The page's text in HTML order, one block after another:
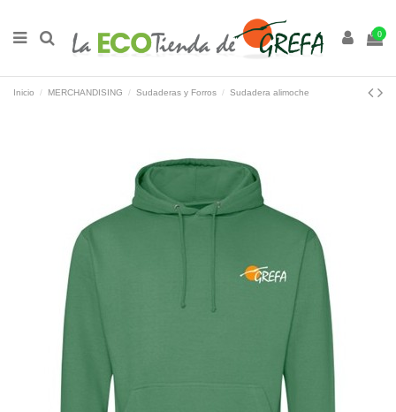
0
Inicio MERCHANDISING Sudaderas y Forros Sudadera alimoche